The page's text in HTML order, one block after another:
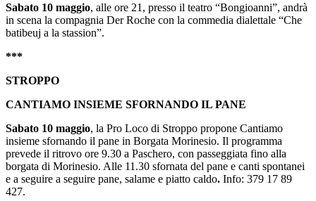
Sabato 10 maggio, alle ore 21, presso il teatro “Bongioanni”, andrà
in scena la compagnia Der Roche con la commedia dialettale “Che
batibeuj a la stassion”.
***
STROPPO
CANTIAMO INSIEME SFORNANDO IL PANE
Sabato 10 maggio, la Pro Loco di Stroppo propone Cantiamo
insieme sfornando il pane in Borgata Morinesio. Il programma
prevede il ritrovo ore 9.30 a Paschero, con passeggiata fino alla
borgata di Morinesio. Alle 11.30 sfornata del pane e canti spontanei
e a seguire a seguire pane, salame e piatto caldo. Info: 379 17 89
427.